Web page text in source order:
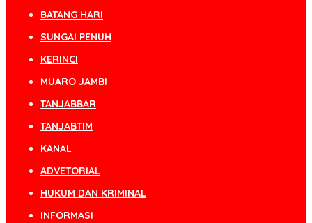
BATANG HARI
SUNGAI PENUH
KERINCI
MUARO JAMBI
TANJABBAR
TANJABTIM
KANAL
ADVETORIAL
HUKUM DAN KRIMINAL
INFORMASI